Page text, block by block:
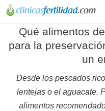
Qué alimentos
para la
un
Desde los pescados
lentejas o el aguacate.
alimentos